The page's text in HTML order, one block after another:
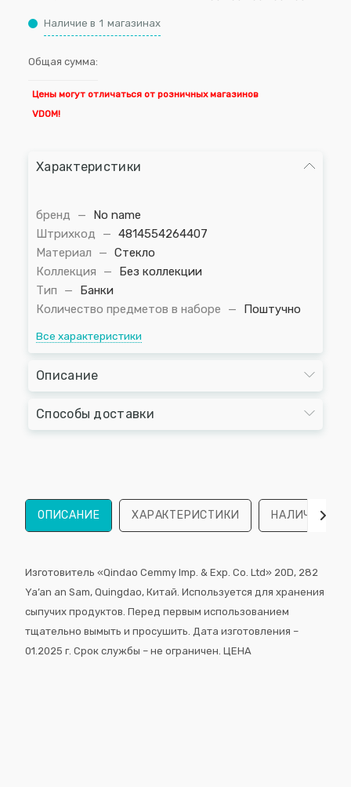
Наличие в 1 магазинах
Общая сумма:
Цены могут отличаться от розничных магазинов
VDOM!
Характеристики
бренд —
No name
Штрихкод
— 4814554264407
Материал
— Стекло
Коллекция
—
Без коллекции
Тип
—
Банки
Количество предметов в наборе
— Поштучно
Все характеристики
Описание
Способы доставки
ОПИСАНИЕ ХАРАКТЕРИСТИКИ НАЛИЧИЕ
Изготовитель «Qindao Cemmy Imp. & Exp. Co. Ltd» 20D, 282
Ya’an an Sam, Quingdao, Китай. Используется для хранения
сыпучих продуктов. Перед первым использованием
тщательно вымыть и просушить. Дата изготовления –
01.2025 г. Срок службы – не ограничен. ЦЕНА